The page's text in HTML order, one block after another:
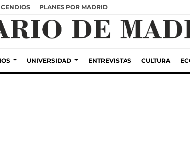
PLANES POR MADRID
UNIVERSIDAD ENTREVISTAS CULTURA